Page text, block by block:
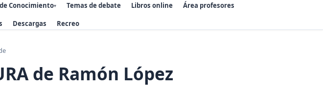
Conocimiento▾ Temas de debate Libros online Área profesores
Descargas Recreo
de Ramón López